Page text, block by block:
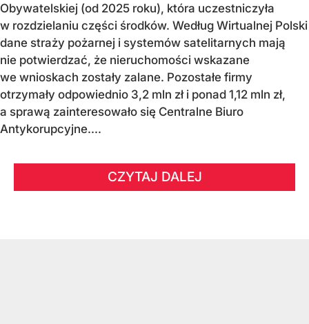
Obywatelskiej (od 2025 roku), która uczestniczyła
w rozdzielaniu części środków. Według Wirtualnej Polski
dane straży pożarnej i systemów satelitarnych mają
nie potwierdzać, że nieruchomości wskazane
we wnioskach zostały zalane. Pozostałe firmy
otrzymały odpowiednio 3,2 mln zł i ponad 1,12 mln zł,
a sprawą zainteresowało się Centralne Biuro
Antykorupcyjne....
CZYTAJ DALEJ